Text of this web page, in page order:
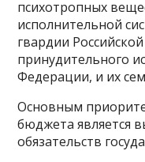
психотропных
исполнительной
гвардии
принудительного
Федерации, и их
Основным
бюджета является
обязательств